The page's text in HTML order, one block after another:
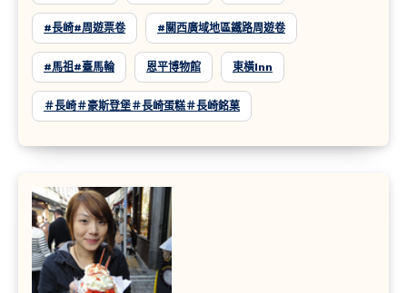
#長崎#周遊票卷 #關西廣域地區鐵路周遊卷
#馬祖#臺馬輪 恩平博物館 東橫inn
＃長崎＃豪斯登堡＃長崎蛋糕＃長崎銘菓